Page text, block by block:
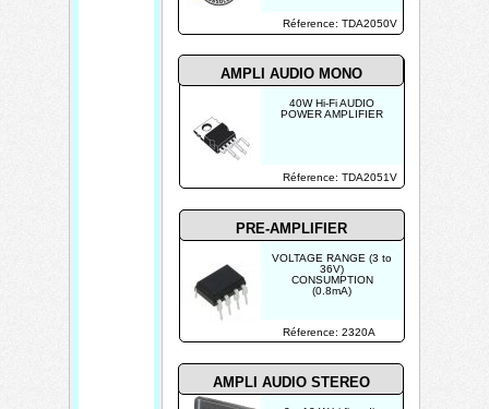
VOLTAGE RANGE (3 to
36V)
CONSUMPTION
(0.8mA)
40W Hi-Fi AUDIO
POWER AMPLIFIER
Réference: TDA2050V
Réference: 2320A
Réference: TDA2051V
PRE-AMPLIFIER
AMPLI AUDIO MONO
AMPLI AUDIO STEREO